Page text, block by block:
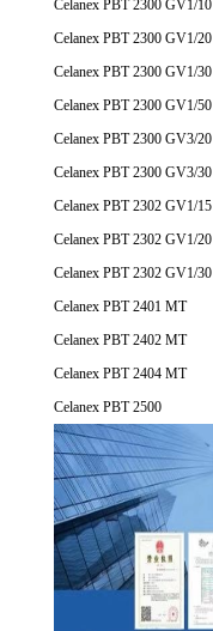
Celanex PBT 2300 GV1/10
Celanex PBT 2300 GV1/20
Celanex PBT 2300 GV1/30
Celanex PBT 2300 GV1/50
Celanex PBT 2300 GV3/20
Celanex PBT 2300 GV3/30
Celanex PBT 2302 GV1/15
Celanex PBT 2302 GV1/20
Celanex PBT 2302 GV1/30
Celanex PBT 2401 MT
Celanex PBT 2402 MT
Celanex PBT 2404 MT
Celanex PBT 2500